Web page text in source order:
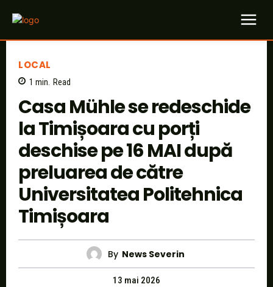
LOCAL
1 min. Read
Casa Mühle se redeschide
la Timișoara cu porți
deschise pe 16 MAI după
preluarea de către
Universitatea Politehnica
Timișoara
By News Severin
13 mai 2026